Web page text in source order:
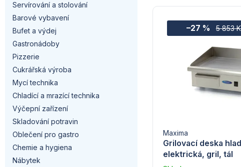
Servírování a stolování
Barové vybavení
Bufet a výdej
Gastronádoby
Pizzerie
Cukrářská výroba
Mycí technika
Chladící a mrazící technika
Výčepní zařízení
Skladování potravin
Oblečení pro gastro
Chemie a hygiena
Nábytek
V
5 853
–27 %
Grilovací deska
elektrická, gril, tál
Maxima